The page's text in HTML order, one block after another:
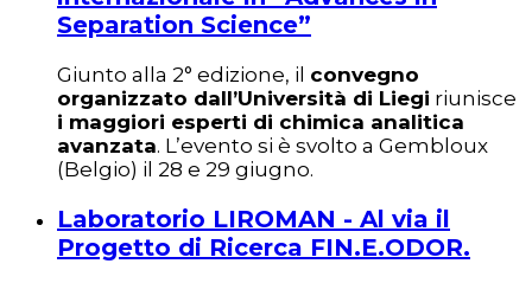
Separation Science”
Giunto alla 2° edizione, il convegno
organizzato dall’Università di Liegi riunisce
i maggiori esperti di chimica analitica
avanzata. L’evento si è svolto a Gembloux
(Belgio) il 28 e 29 giugno.
Laboratorio LIROMAN - Al via il
Progetto di Ricerca FIN.E.ODOR.